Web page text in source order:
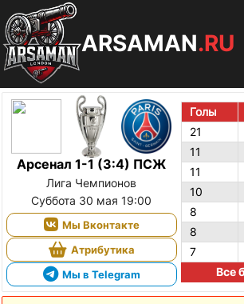
ARSAMAN.RU
Арсенал 1-1 (3:4) ПСЖ
Лига Чемпионов
Суббота 30 мая 19:00
Мы Вконтакте
Атрибутика
Мы в Telegram
Голы
21
11
11
10
8
8
7
Все